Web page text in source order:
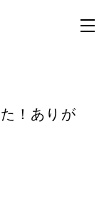
！ありが